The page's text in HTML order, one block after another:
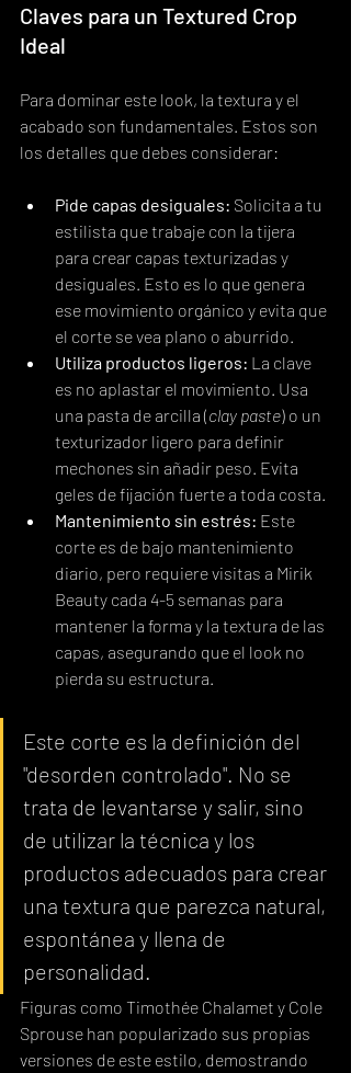
Claves para un Textured Crop
Ideal
Para dominar este look, la textura y el
acabado son fundamentales. Estos son
los detalles que debes considerar:
Pide capas desiguales: Solicita a tu
estilista que trabaje con la tijera
para crear capas texturizadas y
desiguales. Esto es lo que genera
ese movimiento orgánico y evita que
el corte se vea plano o aburrido.
Utiliza productos ligeros: La clave
es no aplastar el movimiento. Usa
una pasta de arcilla (clay paste) o un
texturizador ligero para definir
mechones sin añadir peso. Evita
geles de fijación fuerte a toda costa.
Mantenimiento sin estrés: Este
corte es de bajo mantenimiento
diario, pero requiere visitas a Mirik
Beauty cada 4-5 semanas para
mantener la forma y la textura de las
capas, asegurando que el look no
pierda su estructura.
Este corte es la definición del
"desorden controlado". No se
trata de levantarse y salir, sino
de utilizar la técnica y los
productos adecuados para crear
una textura que parezca natural,
espontánea y llena de
personalidad.
Figuras como Timothée Chalamet y Cole
Sprouse han popularizado sus propias
versiones de este estilo, demostrando